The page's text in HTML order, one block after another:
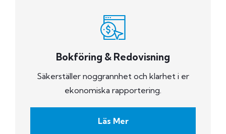
Bokföring & Redovisning
Säkerställer noggrannhet och klarhet i er
ekonomiska rapportering.
Läs Mer